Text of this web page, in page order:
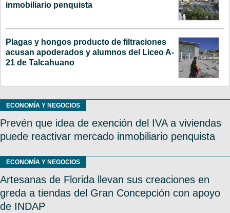
inmobiliario penquista
Plagas y hongos producto de filtraciones
acusan apoderados y alumnos del Liceo A-
21 de Talcahuano
ECONOMÍA Y NEGOCIOS
Prevén que idea de exención del IVA a viviendas
puede reactivar mercado inmobiliario penquista
ECONOMÍA Y NEGOCIOS
Artesanas de Florida llevan sus creaciones en
greda a tiendas del Gran Concepción con apoyo
de INDAP